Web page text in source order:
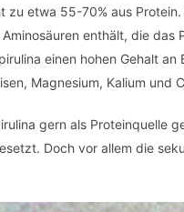
zu etwa 55-70% aus
enthält, die
einen hohen Gehalt
Magnesium, Kalium und
gern als Proteinquelle
Doch vor allem die